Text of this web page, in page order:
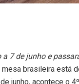
a 7 de junho e
brasileira está
junho, acontece o